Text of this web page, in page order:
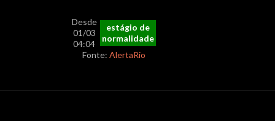
Desde
01/03
04:04
estágio de
normalidade
Fonte: AlertaRio